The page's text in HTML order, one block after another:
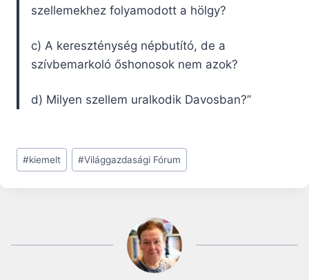
szellemekhez folyamodott a hölgy?
c) A kereszténység népbutító, de a
szívbemarkoló őshonosok nem azok?
d) Milyen szellem uralkodik Davosban?”
Post
Tags:
#kiemelt #Világgazdasági Fórum